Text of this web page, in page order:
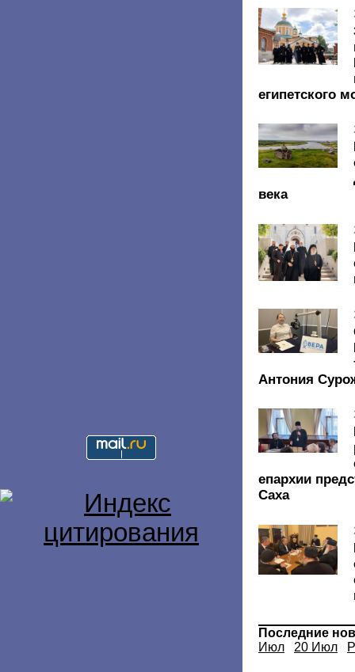
египетского
века
Антония
епархии
Саха
Последние
Июл
20 Июл